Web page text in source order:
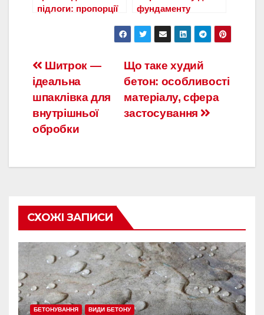
підлоги: пропорції
фундаменту
будинку: вибір
сорту і пропорції
Навигация
по
записям
Що таке худий
бетон: особливості
матеріалу, сфера
застосування
Шитрок —
ідеальна
шпаклівка для
внутрішньої
обробки
СХОЖІ ЗАПИСИ
БЕТОНУВАННЯ ВИДИ БЕТОНУ